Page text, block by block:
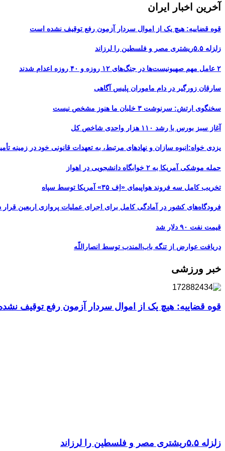
آخرین اخبار ایران
قوه قضاییه: هیچ یک از اموال سردار آزمون رفع توقیف نشده است
زلزله ۵.۵ریشتری مصر و فلسطین را لرزاند
۲ عامل مهم صهیونیست‌ها در جنگ‌های ۱۲ روزه و ۴۰ روزه اعدام شدند
سارقان زورگیر در دام ماموران پلیس آگاهی
سخنگوی ارتش: سرنوشت ۳ خلبان ما هنوز مشخص نیست
آغاز سبز بورس با رشد ۱۱۰ هزار واحدی شاخص کل
یزدی خواه:انبوه سازان و نهادهای مرتبط، به تعهدات قانونی خود در زمینه
حمله موشکی آمریکا به ۲ خوابگاه دانشجویی در اهواز
تخریب کامل سه فروند هواپیمای «اِف ۳۵» آمریکا توسط سپاه
فرودگاه‌های کشور در آمادگی کامل برای اجرای عملیات پروازی اربعین قرار
قیمت نفت ۹۰ دلار شد
دریافت عوارض از تنگه باب‌المندب توسط انصاراللّه
خبر ورزشی
قوه قضاییه: هیچ یک از اموال سردار آزمون رفع توقیف
زلزله ۵.۵ریشتری مصر و فلسطین را لرزاند